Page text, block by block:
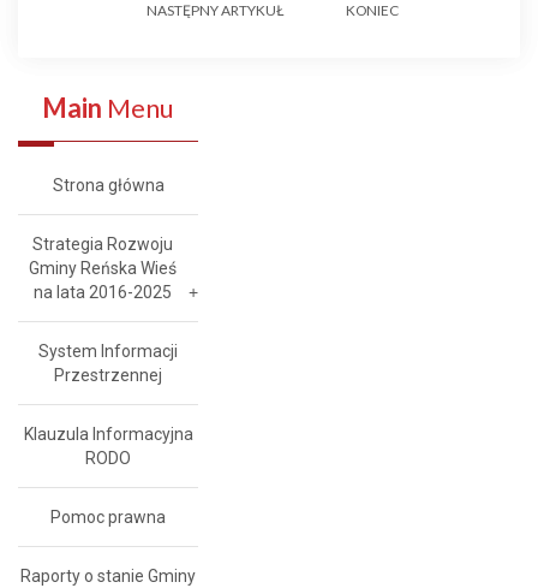
NASTĘPNY ARTYKUŁ KONIEC
Main Menu
Strona główna
Strategia Rozwoju
Gminy Reńska Wieś
na lata 2016-2025
System Informacji
Przestrzennej
Klauzula Informacyjna
RODO
Pomoc prawna
Raporty o stanie Gminy